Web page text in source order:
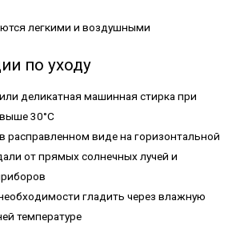
легкими и воздушными
по уходу
деликатная машинная стирка при
30°C
расправленном виде на горизонтальной
от прямых солнечных лучей и
гладить через влажную
температуре